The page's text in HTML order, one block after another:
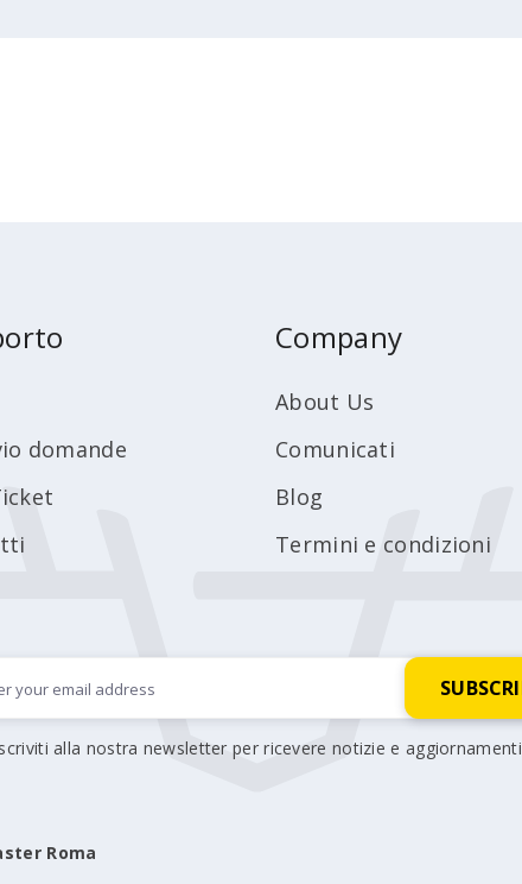
domande
Company
About Us
Comunicati
Blog
Termini e condizioni
alla nostra newsletter per ricevere notizie e aggiornamenti
Roma